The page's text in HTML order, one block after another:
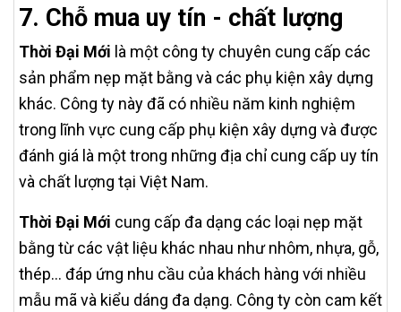
7. Chỗ mua uy tín - chất lượng
Thời Đại Mới là một công ty chuyên cung cấp các
sản phẩm nẹp mặt bằng và các phụ kiện xây dựng
khác. Công ty này đã có nhiều năm kinh nghiệm
trong lĩnh vực cung cấp phụ kiện xây dựng và được
đánh giá là một trong những địa chỉ cung cấp uy tín
và chất lượng tại Việt Nam.
Thời Đại Mới cung cấp đa dạng các loại nẹp mặt
bằng từ các vật liệu khác nhau như nhôm, nhựa, gỗ,
thép... đáp ứng nhu cầu của khách hàng với nhiều
mẫu mã và kiểu dáng đa dạng. Công ty còn cam kết